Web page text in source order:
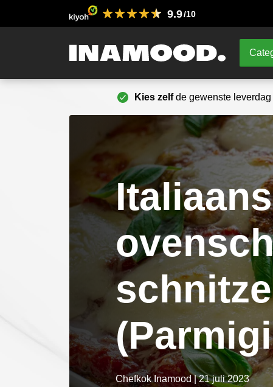
9.9/10
Kies zelfde gewenste leverdag
Chefkok Inamood | 21 juli 2023